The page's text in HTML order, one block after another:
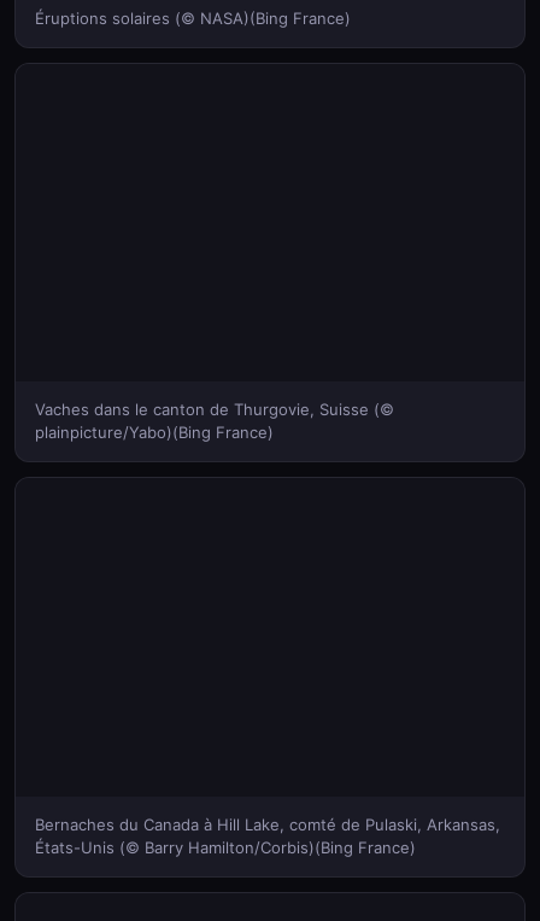
Éruptions solaires (© NASA)(Bing France)
Vaches dans le canton de Thurgovie, Suisse (©
plainpicture/Yabo)(Bing France)
Bernaches du Canada à Hill Lake, comté de Pulaski, Arkansas,
États-Unis (© Barry Hamilton/Corbis)(Bing France)